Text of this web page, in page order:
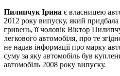
Пилипчук Ірина є власницею
2012 року випуску, який придбала
гривень, її чоловік Віктор
легкового автомобіля, про те
не надав інформації про марку
суму за яку автомобіль був
автомобіль 2008 року випуску.